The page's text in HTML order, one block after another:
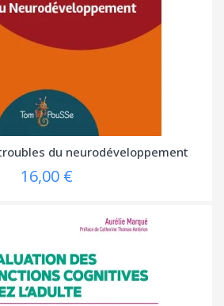
du neurodéveloppement
16,00 €